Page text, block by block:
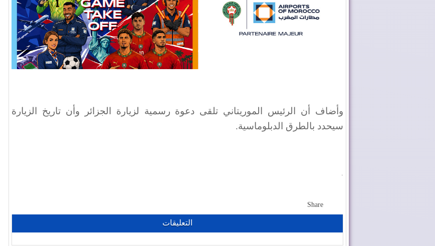
وأضاف أن الرئيس الموريتاني تلقى دعوة رسمية لزيارة الجزائر وأن تاريخ الزيارة
سيحدد بالطرق الدبلوماسية.
.
Share
التعليقات